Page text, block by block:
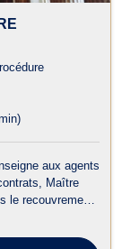
aux agents
Maître
le recouvrement